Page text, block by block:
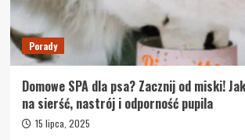
Porady
Domowe SPA dla psa? Zacznij od miski!
na sierść, nastrój i odporność pupila
15 lipca, 2025